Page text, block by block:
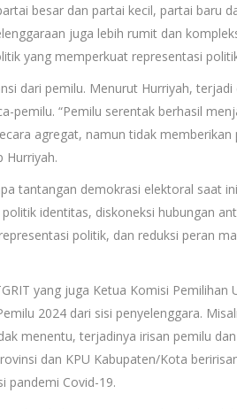
besar dan partai kecil, partai baru
juga lebih rumit dan
yang memperkuat representasi
dari pemilu. Menurut Hurriyah,
pemilu. “Pemilu serentak berhasil
agregat, namun tidak
Hurriyah.
tantangan demokrasi elektoral saat
identitas, diskoneksi hubungan
politik, dan reduksi peran
yang juga Ketua Komisi Pemilihan
2024 dari sisi penyelenggara.
menentu, terjadinya irisan pemilu
dan KPU Kabupaten/Kota
pandemi Covid-19.